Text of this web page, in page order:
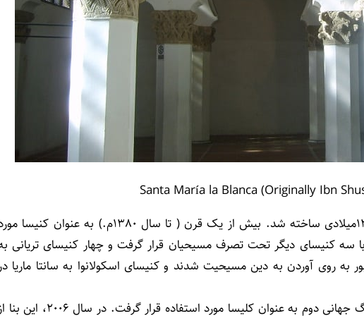
Santa María la Blanca (Originally Ibn
کنیسای اسکولانوا در شهر تریانی ایتالیا درسال 1200میلادی ساخته شد. بیش از یک قرن ( تا سال 1380م.) به عنوان کنیسا
سه کنیسای دیگر تحت تصرف مسیحیان قرار گرفت و چهار کنیسای تریانی
به روی آوردن به دین مسیحیت شدند و کنیسای اسکولانوا به سانتا ماریا در
این ساختمان تا حد زیادی تغییر نکرد و تا زمان جنگ جهانی دوم به عنوان کلیسا مورد استفاده قرار گرفت. در سال 2006، این بنا از